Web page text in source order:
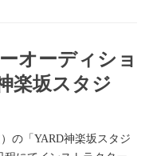
オーディショ
楽坂スタジ
YARD神楽坂スタジ